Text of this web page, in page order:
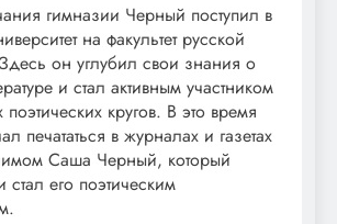
гимназии Черный поступил в
на факультет русской
он углубил свои знания о
и стал активным участником
поэтических кругов. В это время
печататься в журналах и газетах
Саша Черный, который
стал его поэтическим